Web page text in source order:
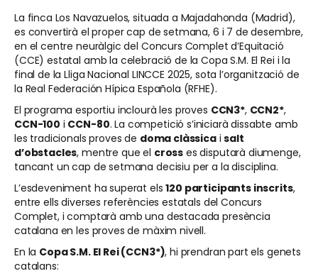
La finca Los Navazuelos, situada a Majadahonda (Madrid),
es convertirà el proper cap de setmana, 6 i 7 de desembre,
en el centre neuràlgic del Concurs Complet d’Equitació
(CCE) estatal amb la celebració de la Copa S.M. El Rei i la
final de la Lliga Nacional LINCCE 2025, sota l’organització de
la Real Federación Hípica Española (RFHE).
El programa esportiu inclourà les proves CCN3*, CCN2*,
CCN-100 i CCN-80. La competició s’iniciarà dissabte amb
les tradicionals proves de doma clàssicaisalt
d’obstacles, mentre que el cross es disputarà diumenge,
tancant un cap de setmana decisiu per a la disciplina.
L’esdeveniment ha superat els120 participants inscrits,
entre ells diverses referències estatals del Concurs
Complet, i comptarà amb una destacada presència
catalana en les proves de màxim nivell.
En la Copa S.M. El Rei (CCN3*), hi prendran part els genets
catalans: